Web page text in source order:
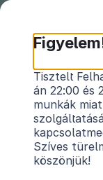
Nézsa
1.)
Tisztelt
án 22:00 és
munkák
Szíves
köszönjük!